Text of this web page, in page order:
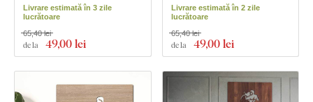
Livrare estimată în 3 zile
lucrătoare
de la 49,00 lei
65,40 lei
Livrare estimată în 2 zile
lucrătoare
de la 49,00 lei
65,40 lei